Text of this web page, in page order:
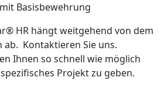
Basisbewehrung
HR hängt weitgehend von dem
Kontaktieren Sie uns.
Ihnen so schnell wie möglich
Projekt zu geben.